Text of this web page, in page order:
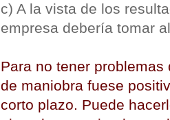
c) A la vista de los
empresa debería tomar
Para no tener
de maniobra fuese
corto plazo. Puede